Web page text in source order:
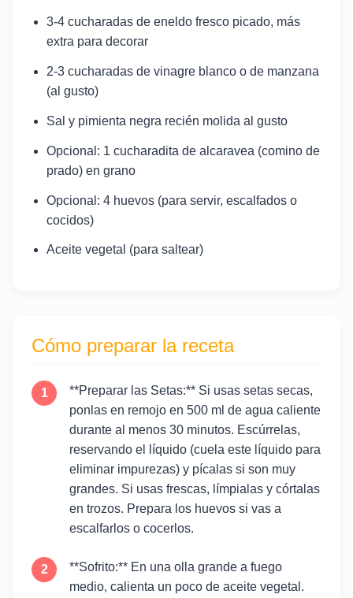
3-4 cucharadas de eneldo fresco picado, más
extra para decorar
2-3 cucharadas de vinagre blanco o de manzana
(al gusto)
Sal y pimienta negra recién molida al gusto
Opcional: 1 cucharadita de alcaravea (comino de
prado) en grano
Opcional: 4 huevos (para servir, escalfados o
cocidos)
Aceite vegetal (para saltear)
Cómo preparar la receta
**Preparar las Setas:** Si usas setas secas,
ponlas en remojo en 500 ml de agua caliente
durante al menos 30 minutos. Escúrrelas,
reservando el líquido (cuela este líquido para
eliminar impurezas) y pícalas si son muy
grandes. Si usas frescas, límpialas y córtalas
en trozos. Prepara los huevos si vas a
escalfarlos o cocerlos.
**Sofrito:** En una olla grande a fuego
medio, calienta un poco de aceite vegetal.